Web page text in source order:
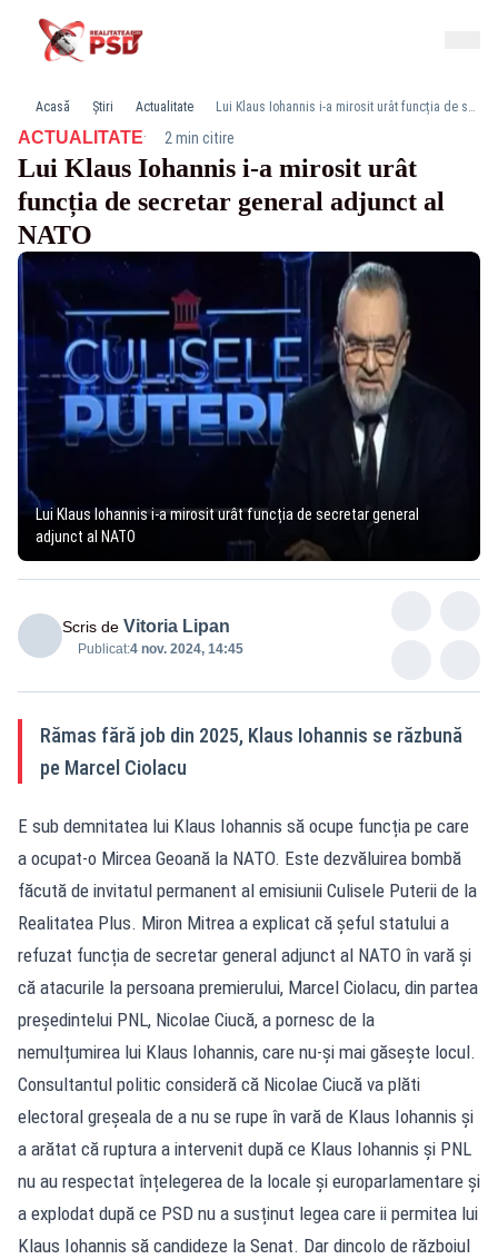
Acasă Știri Actualitate Lui Klaus Iohannis i-a mirosit urât funcția de secretar general adjunct al NATO
ACTUALITATE· 2 min citire
Lui Klaus Iohannis i-a mirosit urât
funcția de secretar general adjunct al
NATO
Lui Klaus Iohannis i-a mirosit urât funcția de secretar general
adjunct al NATO
Scris de Vitoria Lipan
Publicat:4 nov. 2024, 14:45
Rămas fără job din 2025, Klaus Iohannis se răzbună
pe Marcel Ciolacu
E sub demnitatea lui Klaus Iohannis să ocupe funcția pe care
a ocupat-o Mircea Geoană la NATO. Este dezvăluirea bombă
făcută de invitatul permanent al emisiunii Culisele Puterii de la
Realitatea Plus. Miron Mitrea a explicat că șeful statului a
refuzat funcția de secretar general adjunct al NATO în vară și
că atacurile la persoana premierului, Marcel Ciolacu, din partea
președintelui PNL, Nicolae Ciucă, a pornesc de la
nemulțumirea lui Klaus Iohannis, care nu-și mai găsește locul.
Consultantul politic consideră că Nicolae Ciucă va plăti
electoral greșeala de a nu se rupe în vară de Klaus Iohannis și
a arătat că ruptura a intervenit după ce Klaus Iohannis și PNL
nu au respectat înțelegerea de la locale și europarlamentare și
a explodat după ce PSD nu a susținut legea care ii permitea lui
Klaus Iohannis să candideze la Senat. Dar dincolo de războiul